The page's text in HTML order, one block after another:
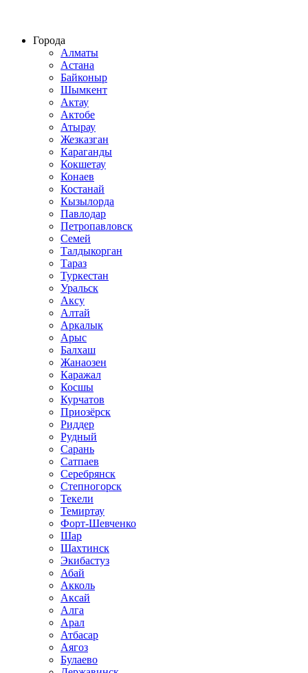
Города
Алматы
Астана
Байконыр
Шымкент
Актау
Актобе
Атырау
Жезказган
Караганды
Кокшетау
Конаев
Костанай
Кызылорда
Павлодар
Петропавловск
Семей
Талдыкорган
Тараз
Туркестан
Уральск
Аксу
Алтай
Аркалык
Арыс
Балхаш
Жанаозен
Каражал
Косшы
Курчатов
Приозёрск
Риддер
Рудный
Сарань
Сатпаев
Серебрянск
Степногорск
Текели
Темиртау
Форт-Шевченко
Шар
Шахтинск
Экибастуз
Абай
Акколь
Аксай
Алга
Арал
Атбасар
Аягоз
Булаево